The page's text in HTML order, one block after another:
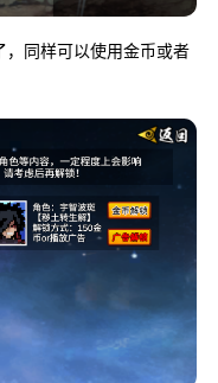
，同样可以使用金币或者